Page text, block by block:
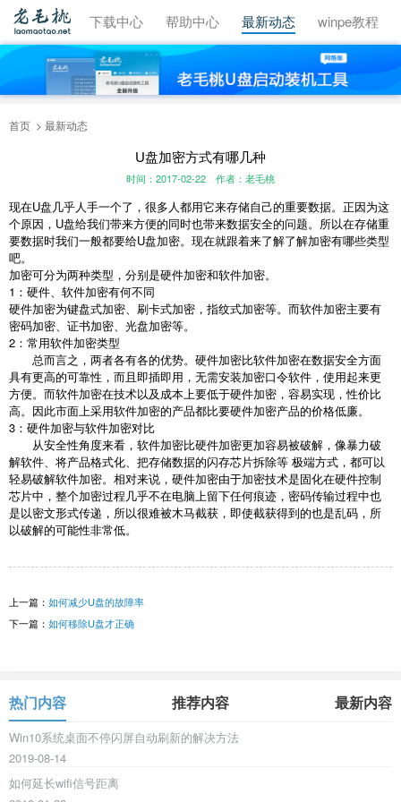
视频教程 下载中心 帮助中心 最新动态 winpe教程
首页 最新动态
U盘加密方式有哪几种
时间：2017-02-22 作者：老毛桃
现在U盘几乎人手一个了，很多人都用它来存储自己的重要数据。正因为这
个原因，U盘给我们带来方便的同时也带来数据安全的问题。所以在存储重
要数据时我们一般都要给U盘加密。现在就跟着来了解了解加密有哪些类型
吧。
加密可分为两种类型，分别是硬件加密和软件加密。
1：硬件、软件加密有何不同
硬件加密为键盘式加密、刷卡式加密，指纹式加密等。而软件加密主要有
密码加密、证书加密、光盘加密等。
2：常用软件加密类型
总而言之，两者各有各的优势。硬件加密比软件加密在数据安全方面
具有更高的可靠性，而且即插即用，无需安装加密口令软件，使用起来更
方便。而软件加密在技术以及成本上要低于硬件加密，容易实现，性价比
高。因此市面上采用软件加密的产品都比要硬件加密产品的价格低廉。
3：硬件加密与软件加密对比
从安全性角度来看，软件加密比硬件加密更加容易被破解，像暴力破
解软件、将产品格式化、把存储数据的闪存芯片拆除等 极端方式，都可以
轻易破解软件加密。相对来说，硬件加密由于加密技术是固化在硬件控制
芯片中，整个加密过程几乎不在电脑上留下任何痕迹，密码传输过程中也
是以密文形式传递，所以很难被木马截获，即使截获得到的也是乱码，所
以破解的可能性非常低。
上一篇： 如何减少U盘的故障率
下一篇： 如何移除U盘才正确
热门内容 推荐内容 最新内容
Win10系统桌面不停闪屏自动刷新的解决方法
2019-08-14
如何延长wifi信号距离